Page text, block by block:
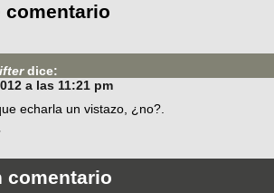
comentario
dice:
a las 11:21 pm
echarla un vistazo, ¿no?.
comentario